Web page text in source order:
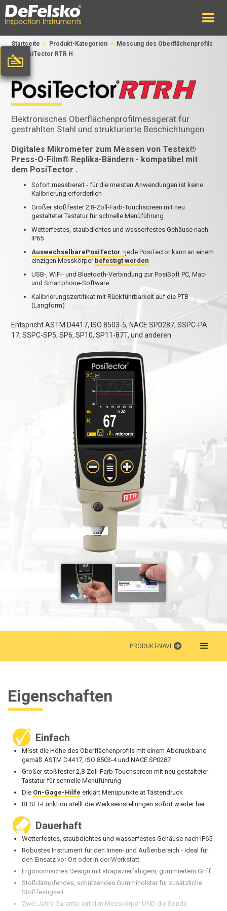
Startseite > Produkt-Kategorien > Messung des Oberflächenprofils
> PosiTector RTR H
Elektronisches Oberflächenprofilmessgerät für
gestrahlten Stahl und strukturierte Beschichtungen
Digitales Mikrometer zum Messen von Testex®
Press-O-Film® Replika-Bändern - kompatibel mit
dem PosiTector .
Sofort messbereit - für die meisten Anwendungen ist keine
Kalibrierung erforderlich
Großer stoßfester 2,8-Zoll-Farb-Touchscreen mit neu
gestalteter Tastatur für schnelle Menüführung
Wetterfestes, staubdichtes und wasserfestes Gehäuse nach
IP65
AuswechselbarePosiTector -jede PosiTector kann an einem
einzigen Messkörper befestigt werden
USB-, WiFi- und Bluetooth-Verbindung zur PosiSoft PC, Mac-
und Smartphone-Software
Kalibrierungszertifikat mit Rückführbarkeit auf die PTB
(Langform)
Entspricht ASTM D4417, ISO 8503-5, NACE SP0287, SSPC-PA
17, SSPC-SP5, SP6, SP10, SP11-87T, und anderen
PRODUKT-NAVI
Eigenschaften
Einfach
Misst die Höhe des Oberflächenprofils mit einem Abdruckband
gemäß ASTM D4417, ISO 8503-4 und NACE SP0287
Großer stoßfester 2,8-Zoll-Farb-Touchscreen mit neu gestalteter
Tastatur für schnelle Menüführung
Die On-Gage-Hilfe erklärt Menüpunkte at Tastendruck
RESET-Funktion stellt die Werkseinstellungen sofort wieder her
Dauerhaft
Wetterfestes, staubdichtes und wasserfestes Gehäuse nach IP65
Robustes Instrument für den Innen- und Außenbereich - ideal für
den Einsatz vor Ort oder in der Werkstatt
Ergonomisches Design mit strapazierfähigem, gummiertem Griff
Stoßdämpfendes, schützendes Gummiholster für zusätzliche
Stoßfestigkeit
Zwei Jahre Garantie auf den Messkörper UND die Sonde